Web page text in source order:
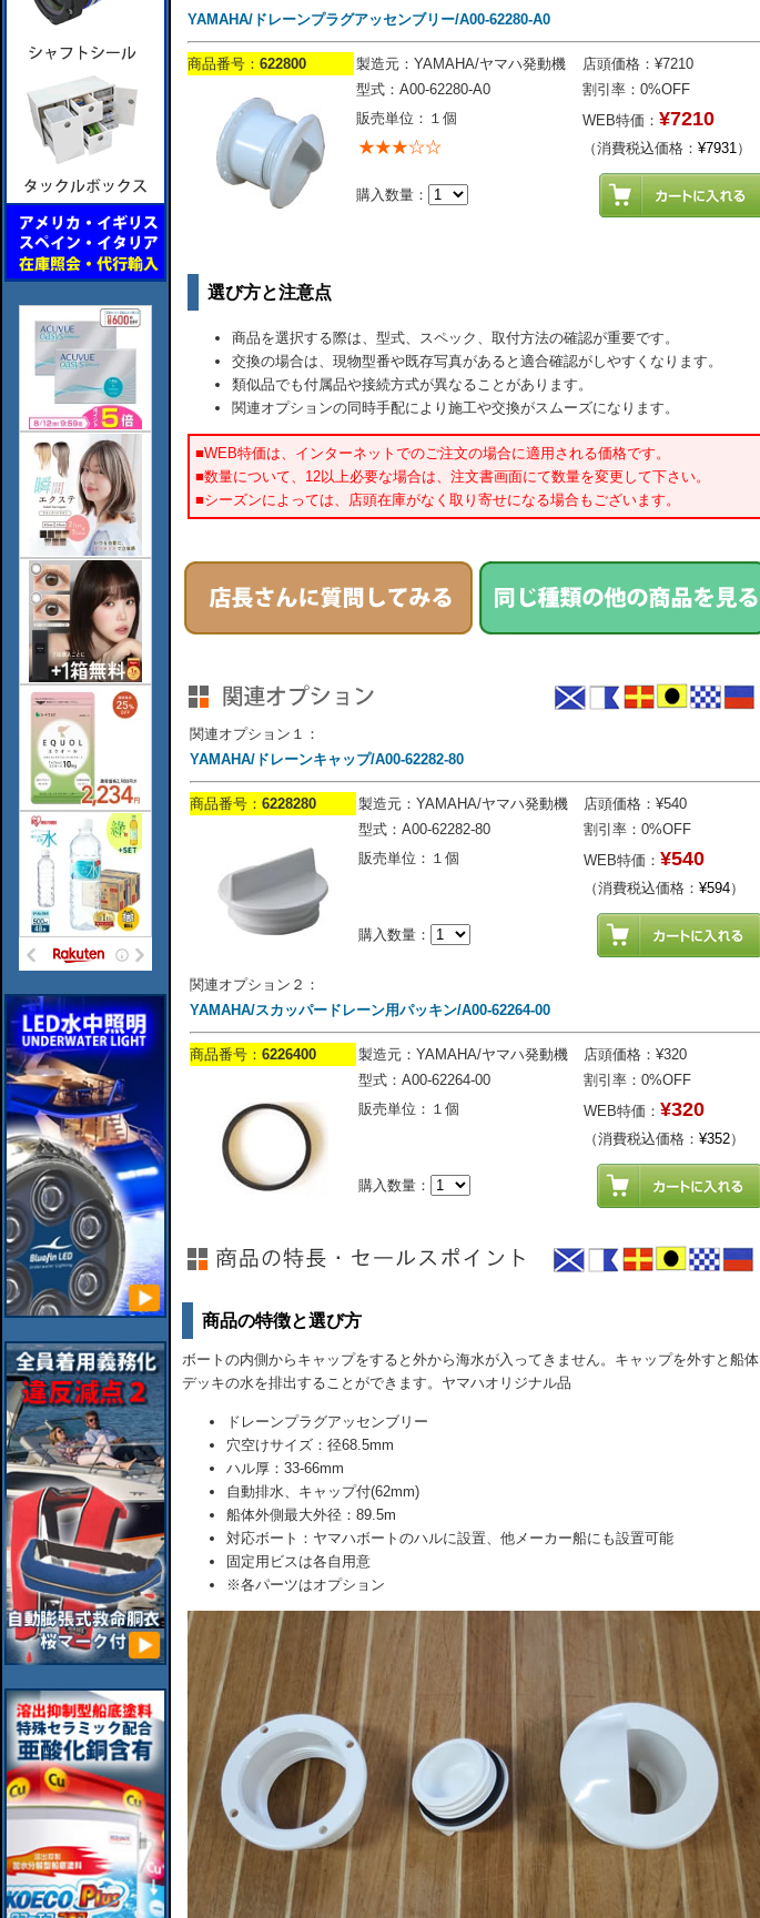
YAMAHA/ドレーンプラグアッセンブリー/A00-62280-A0
商品番号： 622800 製造元：YAMAHA/ヤマハ発動機
店頭価格：¥7210
型式：A00-62280-A0
割引率：0%OFF
販売単位：１個
WEB特価： ¥7210
（消費税込価格： ¥7931）
購入数量：
選び方と注意点
商品を選択する際は、型式、スペック、取付方法の確認が重要です。
交換の場合は、現物型番や既存写真があると適合確認がしやすくなります。
類似品でも付属品や接続方式が異なることがあります。
関連オプションの同時手配により施工や交換がスムーズになります。
■WEB特価は、インターネットでのご注文の場合に適用される価格です。
■数量について、12以上必要な場合は、注文書画面にて数量を変更して下さい。
■シーズンによっては、店頭在庫がなく取り寄せになる場合もございます。
関連オプション１：
YAMAHA/ドレーンキャップ/A00-62282-80
商品番号： 6228280 製造元：YAMAHA/ヤマハ発動機
店頭価格：¥540
型式：A00-62282-80
割引率：0%OFF
販売単位：１個
WEB特価： ¥540
（消費税込価格： ¥594）
購入数量：
関連オプション２：
YAMAHA/スカッパードレーン用パッキン/A00-62264-00
商品番号： 6226400 製造元：YAMAHA/ヤマハ発動機
店頭価格：¥320
型式：A00-62264-00
割引率：0%OFF
販売単位：１個
WEB特価： ¥320
（消費税込価格： ¥352）
購入数量：
商品の特徴と選び方
ボートの内側からキャップをすると外から海水が入ってきません。キャップを外すと船体
デッキの水を排出することができます。ヤマハオリジナル品
ドレーンプラグアッセンブリー
穴空けサイズ：径68.5mm
ハル厚：33-66mm
自動排水、キャップ付(62mm)
船体外側最大外径：89.5m
対応ボート：ヤマハボートのハルに設置、他メーカー船にも設置可能
固定用ビスは各自用意
※各パーツはオプション